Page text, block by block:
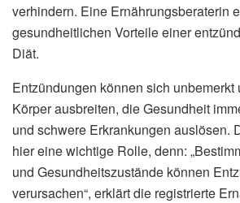
verhindern. Eine Ernährungsberaterin
gesundheitlichen Vorteile einer
Diät.
Entzündungen können sich
Körper ausbreiten, die Gesundheit
und schwere Erkrankungen auslösen.
hier eine wichtige Rolle, denn:
und Gesundheitszustände können
verursachen“, erklärt die registrierte